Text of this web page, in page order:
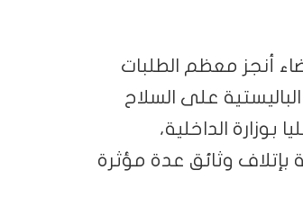
أنجز معظم الطلبات
على السلاح
الداخلية،
بإتلاف وثائق عدة مؤثرة